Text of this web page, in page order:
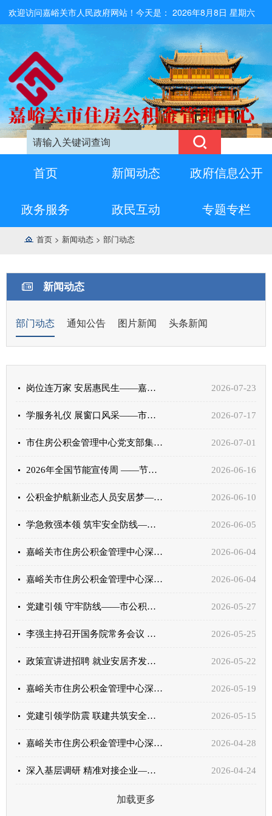
欢迎访问嘉峪关市人民政府网站！今天是：2026年8月8日 星期六
首页 新闻动态 政府信息公开
政务服务 政民互动 专题专栏
首页 > 新闻动态 > 部门动态
新闻动态
部门动态 通知公告 图片新闻 头条新闻
岗位连万家 安居惠民生——嘉峪关市住房公积金管理中心政策宣讲 2026-07-23
学服务礼仪 展窗口风采——市住房公积金管理中心开展政务服务礼仪专题培训 2026-07-17
市住房公积金管理中心党支部集中收听收看庆祝中国共产党成立105周年大会 2026-07-01
2026年全国节能宣传周 ——节能新起点 低碳向未来 2026-06-16
公积金护航新业态人员安居梦——市住房公积金管理中心宣讲灵活就业人员政策 2026-06-10
学急救强本领 筑牢安全防线——市住房公积金管理中心党支部积极参加应急救护技能专项培训 2026-06-05
嘉峪关市住房公积金管理中心深入二手车市场、酒店开展诚信宣传活动 2026-06-04
嘉峪关市住房公积金管理中心深入工矿企业开展诚信宣传活动 2026-06-04
党建引领 守牢防线——市公积金中心参与多部门联合消防安全培训演练 2026-05-27
李强主持召开国务院常务会议 研究推进全国统一大市场建设有关工作 审议通过《现代化应急体系建设“十... 2026-05-25
政策宣讲进招聘 就业安居齐发力 ——嘉峪关市住房公积金管理中心探索“就业+安居”组合服务模式 2026-05-22
嘉峪关市住房公积金管理中心深入校园开展诚信宣传活动 2026-05-19
党建引领学防震 联建共筑安全线——市公积金中心党支部积极参加“互联共转”社区防震减灾知识讲座 2026-05-15
嘉峪关市住房公积金管理中心深入雄关广场开展市民诚信宣传活动 2026-04-28
深入基层调研 精准对接企业——市住房公积金管理中心调研小组赴房地产开发企业调研 2026-04-24
加载更多